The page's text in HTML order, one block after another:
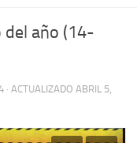
del año (14-
· ACTUALIZADO ABRIL 5,